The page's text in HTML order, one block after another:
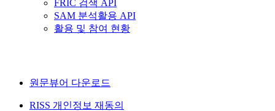
FRIC 검색 API
SAM 분석활용 API
활용 및 참여 현황
원문뷰어 다운로드
RISS 개인정보 재동의